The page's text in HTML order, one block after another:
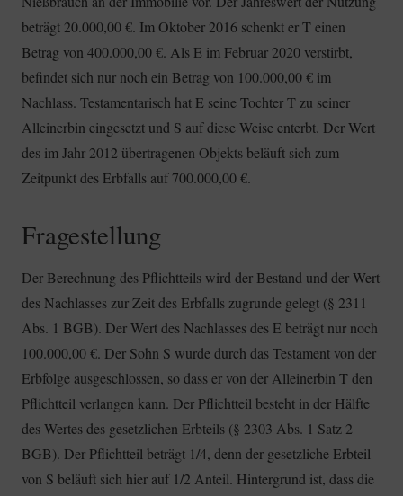
beträgt 20.000,00 €. Im Oktober 2016 schenkt er T einen
Betrag von 400.000,00 €. Als E im Februar 2020 verstirbt,
befindet sich nur noch ein Betrag von 100.000,00 € im
Nachlass. Testamentarisch hat E seine Tochter T zu seiner
Alleinerbin eingesetzt und S auf diese Weise enterbt. Der Wert
des im Jahr 2012 übertragenen Objekts beläuft sich zum
Zeitpunkt des Erbfalls auf 700.000,00 €.
Fragestellung
Der Berechnung des Pflichtteils wird der Bestand und der Wert
des Nachlasses zur Zeit des Erbfalls zugrunde gelegt (§ 2311
Abs. 1 BGB). Der Wert des Nachlasses des E beträgt nur noch
100.000,00 €. Der Sohn S wurde durch das Testament von der
Erbfolge ausgeschlossen, so dass er von der Alleinerbin T den
Pflichtteil verlangen kann. Der Pflichtteil besteht in der Hälfte
des Wertes des gesetzlichen Erbteils (§ 2303 Abs. 1 Satz 2
BGB). Der Pflichtteil beträgt 1/4, denn der gesetzliche Erbteil
von S beläuft sich hier auf 1/2 Anteil. Hintergrund ist, dass die